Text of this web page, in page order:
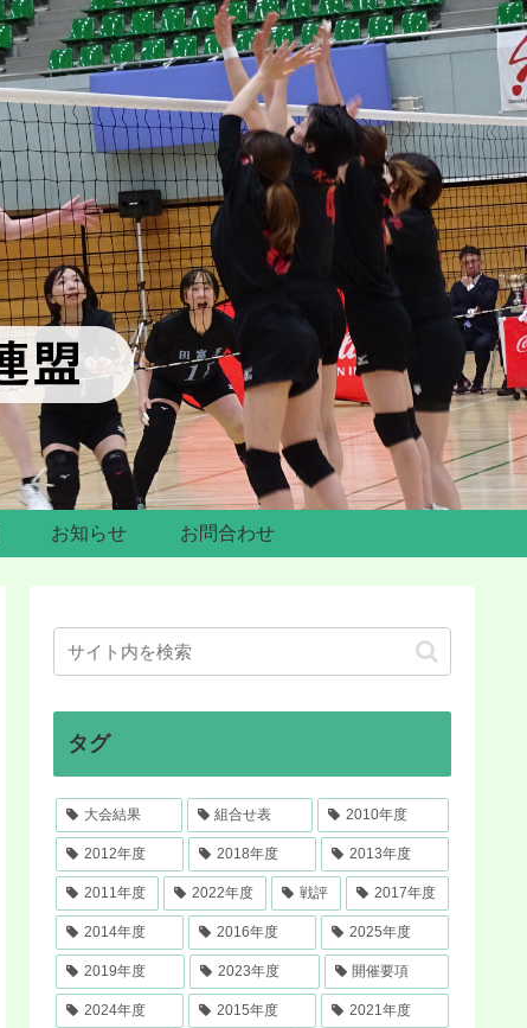
お知らせ お問合わせ
タグ
大会結果 組合せ表 2010年度
2012年度 2018年度 2013年度
2011年度 2022年度 戦評 2017年度
2014年度 2016年度 2025年度
2019年度 2023年度 開催要項
2024年度 2015年度 2021年度